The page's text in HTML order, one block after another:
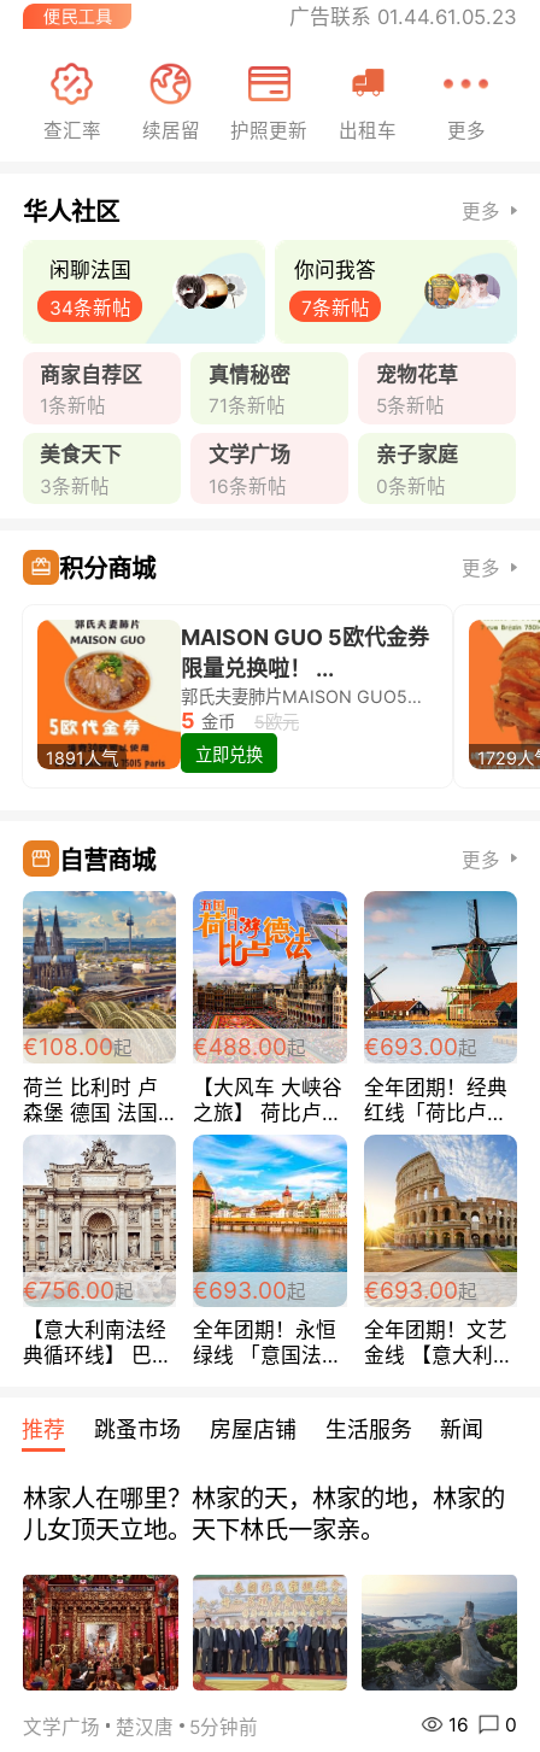
广告联系 01.44.61.05.23
查汇率 续居留 护照更新 出租车 更多
华人社区 更多
闲聊法国
34条新帖
你问我答
7条新帖
商家自荐区
1条新帖
真情秘密
71条新帖
宠物花草
5条新帖
美食天下
3条新帖
文学广场
16条新帖
亲子家庭
0条新帖
积分商城 更多
1891人气
MAISON GUO 5欧代金券
限量兑换啦！ ...
郭氏夫妻肺片MAISON GUO5欧代金券限量兑换啦！
5 金币
5欧元
立即兑换
1729人
自营商城 更多
€108.00起
荷兰 比利时 卢
森堡 德国 法国
超爽玩遍西欧 循
环线 全程四星宾
馆 108欧/人/天
€488.00起
【大风车 大峡谷
之旅】 荷比卢德
法 巴黎上下 经
典五国四日游
488欧/人
€693.00起
全年团期！经典
红线「荷比卢德
法」七天循环 五
国 仅售99欧/人/
天！巴黎上下！
包拼房~
€756.00起
【意大利南法经
典循环线】 巴黎
宾馆 108欧/天起
全程756欧/位
€693.00起
全年团期！永恒
绿线 「意国法
欧/天起 ~包拼房
€693.00起
全年团期！文艺
金线 【意大利一
每周铁发！
推荐 跳蚤市场 房屋店铺 生活服务 新闻
林家人在哪里？林家的天，林家的地，林家的
儿女顶天立地。天下林氏一家亲。
文学广场 楚汉唐 5分钟前 16 0